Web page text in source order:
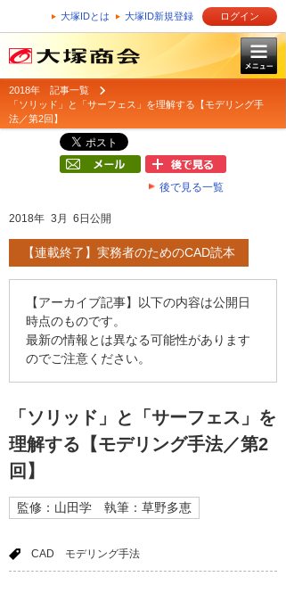
大塚IDとは 大塚ID新規登録 ログイン
2018年 記事一覧
「ソリッド」と「サーフェス」を理解する【モデリング手
法／第2回】
後で見る一覧
2018年 3月 6日公開
【連載終了】実務者のためのCAD読本
【アーカイブ記事】以下の内容は公開日
時点のものです。
最新の情報とは異なる可能性があります
のでご注意ください。
「ソリッド」と「サーフェス」を
理解する【モデリング手法／第2
回】
監修：山田学 執筆：草野多恵
CAD モデリング手法